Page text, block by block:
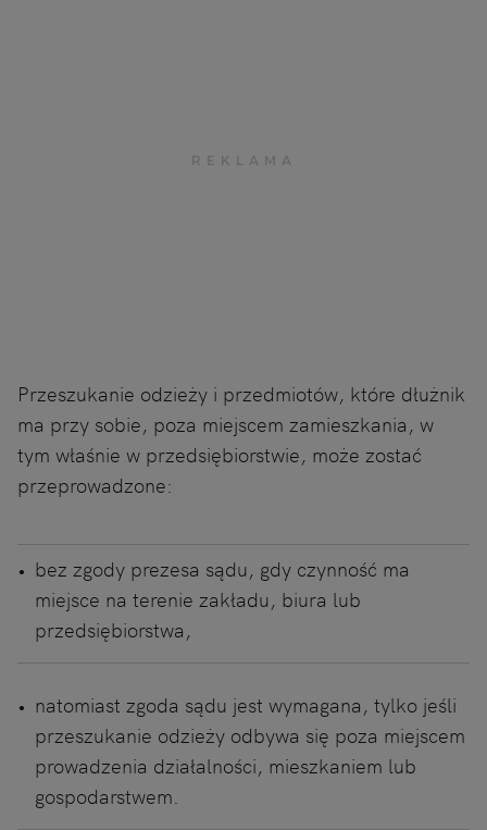
Przeszukanie odzieży i przedmiotów, które dłużnik
ma przy sobie, poza miejscem zamieszkania, w
tym właśnie w przedsiębiorstwie, może zostać
przeprowadzone:
bez zgody prezesa sądu, gdy czynność ma
miejsce na terenie zakładu, biura lub
przedsiębiorstwa,
natomiast zgoda sądu jest wymagana, tylko jeśli
przeszukanie odzieży odbywa się poza miejscem
prowadzenia działalności, mieszkaniem lub
gospodarstwem.